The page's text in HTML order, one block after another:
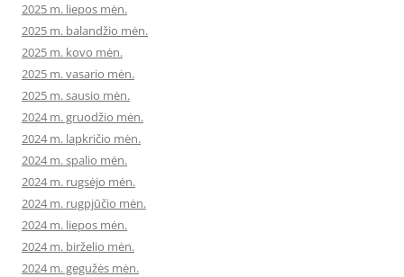
2025 m. liepos mėn.
2025 m. balandžio mėn.
2025 m. kovo mėn.
2025 m. vasario mėn.
2025 m. sausio mėn.
2024 m. gruodžio mėn.
2024 m. lapkričio mėn.
2024 m. spalio mėn.
2024 m. rugsėjo mėn.
2024 m. rugpjūčio mėn.
2024 m. liepos mėn.
2024 m. birželio mėn.
2024 m. gegužės mėn.